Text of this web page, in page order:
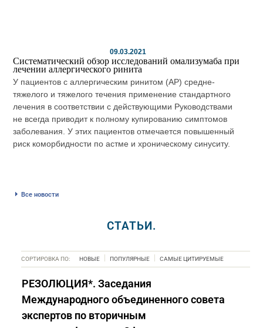
09.03.2021
Систематический обзор исследований омализумаба при
лечении аллергического ринита
У пациентов с аллергическим ринитом (АР) средне-
тяжелого и тяжелого течения применение стандартного
лечения в соответствии с действующими Руководствами
не всегда приводит к полному купированию симптомов
заболевания. У этих пациентов отмечается повышенный
риск коморбидности по астме и хроническому синуситу.
Все новости
СТАТЬИ.
СОРТИРОВКА ПО: НОВЫЕ ПОПУЛЯРНЫЕ САМЫЕ ЦИТИРУЕМЫЕ
РЕЗОЛЮЦИЯ*. Заседания
Международного объединенного совета
экспертов по вторичным